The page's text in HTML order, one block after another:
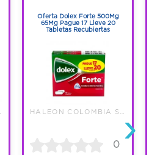
Oferta Dolex Forte 500Mg
65Mg Pague 17 Lleve 20
Tabletas Recubiertas
0 ›